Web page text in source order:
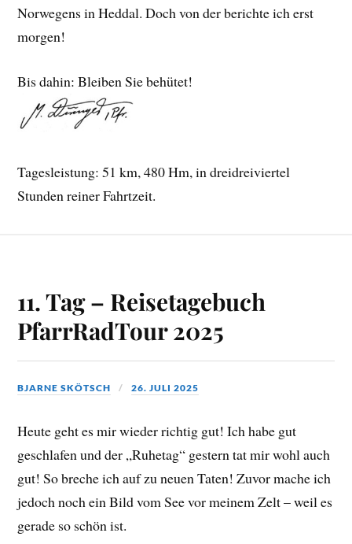
Norwegens in Heddal. Doch von der berichte ich erst
morgen!
Bis dahin: Bleiben Sie behütet!
Tagesleistung: 51 km, 480 Hm, in dreidreiviertel
Stunden reiner Fahrtzeit.
11. Tag – Reisetagebuch
PfarrRadTour 2025
BJARNE SKÖTSCH 26. JULI 2025
Heute geht es mir wieder richtig gut! Ich habe gut
geschlafen und der „Ruhetag“ gestern tat mir wohl auch
gut! So breche ich auf zu neuen Taten! Zuvor mache ich
jedoch noch ein Bild vom See vor meinem Zelt – weil es
gerade so schön ist.